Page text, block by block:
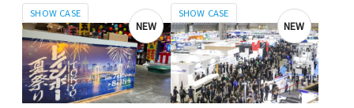
SHOW CASE SHOW CASE
NEW NEW